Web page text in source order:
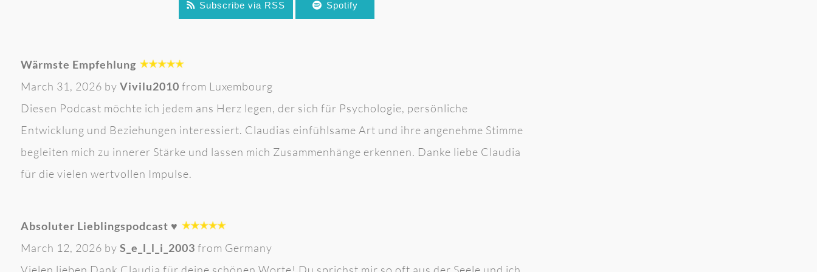
Subscribe via RSS Spotify
Wärmste Empfehlung
March 31, 2026 by Vivilu2010 from Luxembourg
Diesen Podcast möchte ich jedem ans Herz legen, der sich für Psychologie, persönliche
Entwicklung und Beziehungen interessiert. Claudias einfühlsame Art und ihre angenehme Stimme
begleiten mich zu innerer Stärke und lassen mich Zusammenhänge erkennen. Danke liebe Claudia
für die vielen wertvollen Impulse.
Absoluter Lieblingspodcast ♥️
March 12, 2026 by S_e_l_l_i_2003 from Germany